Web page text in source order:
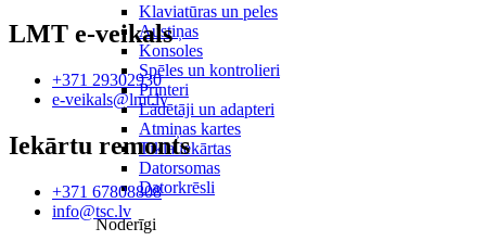
Klaviatūras un peles
Austiņas
Konsoles
Spēles un kontrolieri
Printeri
Lādētāji un adapteri
Atmiņas kartes
Tīkla iekārtas
Datorsomas
Datorkrēsli
Noderīgi
LMT e-veikals
+371 29302930
e-veikals@lmt.lv
Iekārtu remonts
+371 67808808
info@tsc.lv